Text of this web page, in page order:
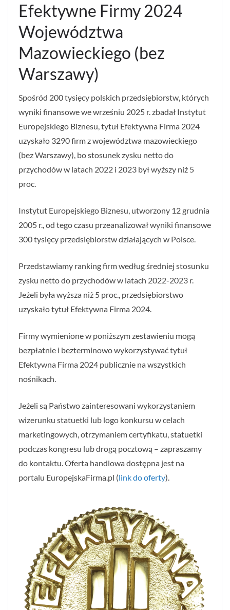
Efektywne Firmy 2024
Województwa
Mazowieckiego (bez
Warszawy)
Spośród 200 tysięcy polskich przedsiębiorstw, których
wyniki finansowe we wrześniu 2025 r. zbadał Instytut
Europejskiego Biznesu, tytuł Efektywna Firma 2024
uzyskało 3290 firm z województwa mazowieckiego
(bez Warszawy), bo stosunek zysku netto do
przychodów w latach 2022 i 2023 był wyższy niż 5
proc.
Instytut Europejskiego Biznesu, utworzony 12 grudnia
2005 r., od tego czasu przeanalizował wyniki finansowe
300 tysięcy przedsiębiorstw działających w Polsce.
Przedstawiamy ranking firm według średniej stosunku
zysku netto do przychodów w latach 2022-2023 r.
Jeżeli była wyższa niż 5 proc., przedsiębiorstwo
uzyskało tytuł Efektywna Firma 2024.
Firmy wymienione w poniższym zestawieniu mogą
bezpłatnie i bezterminowo wykorzystywać tytuł
Efektywna Firma 2024 publicznie na wszystkich
nośnikach.
Jeżeli są Państwo zainteresowani wykorzystaniem
wizerunku statuetki lub logo konkursu w celach
marketingowych, otrzymaniem certyfikatu, statuetki
podczas kongresu lub drogą pocztową – zapraszamy
do kontaktu. Oferta handlowa dostępna jest na
portalu EuropejskaFirma.pl (link do oferty).